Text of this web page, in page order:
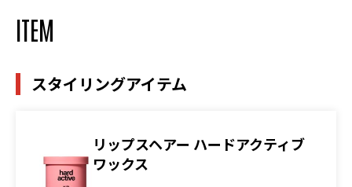
ITEM
スタイリングアイテム
リップスヘアー ハードアクティブ
ワックス